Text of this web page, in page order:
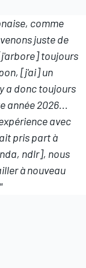
comme
juste de
toujours
[j'ai] un
a donc toujours
année 2026...
avec
pris part à
ndlr], nous
à nouveau